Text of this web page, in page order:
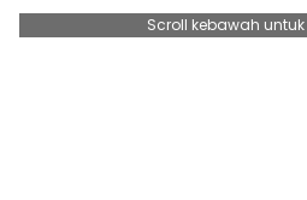
Scroll kebawah